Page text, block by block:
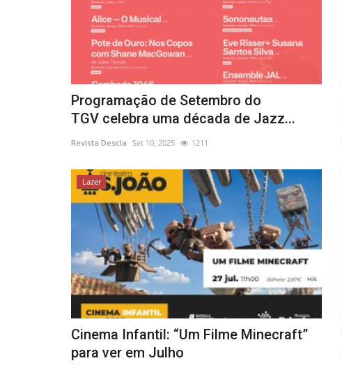
Programação de Setembro do
TGV celebra uma década de Jazz...
Revista Descla Set 10, 2025 1211
Lazer
Cinema Infantil: “Um Filme Minecraft”
para ver em Julho